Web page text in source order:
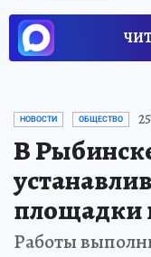
НОВОСТИ ОБЩЕСТВО
В
площадки
Работы